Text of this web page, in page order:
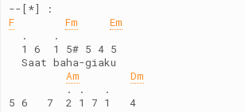
--[*] :
F
Fm
Em
  .    .
  1 6  1 5# 5 4 5
  Saat baha-giaku
Am
Dm
         . .   .
5 6   7  2 1 7 1   4